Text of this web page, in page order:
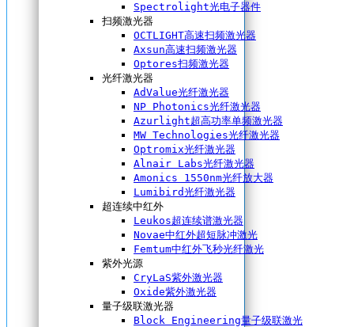
Spectrolight光电子器件
扫频激光器
OCTLIGHT高速扫频激光器
Axsun高速扫频激光器
Optores扫频激光器
光纤激光器
AdValue光纤激光器
NP Photonics光纤激光器
Azurlight超高功率单频激光器
MW Technologies光纤激光器
Optromix光纤激光器
Alnair Labs光纤激光器
Amonics 1550nm光纤放大器
Lumibird光纤激光器
超连续中红外
Leukos超连续谱激光器
Novae中红外超短脉冲激光
Femtum中红外飞秒光纤激光
紫外光源
CryLaS紫外激光器
Oxide紫外激光器
量子级联激光器
Block Engineering量子级联激光